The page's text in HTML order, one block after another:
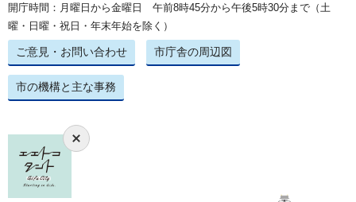
開庁時間：月曜日から金曜日 午前8時45分から午後5時30分まで（土
曜・日曜・祝日・年末年始を除く）
ご意見・お問い合わせ 市庁舎の周辺図
市の機構と主な事務